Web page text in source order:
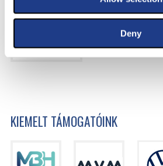
Deny
KIEMELT TÁMOGATÓINK